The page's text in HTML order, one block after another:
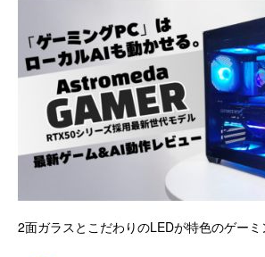
2面ガラスとこだわりのLEDが特色のゲーミ